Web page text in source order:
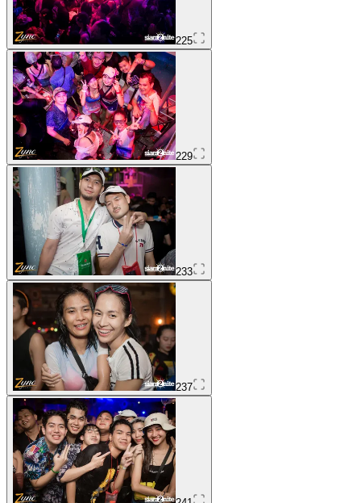
225
229
233
237